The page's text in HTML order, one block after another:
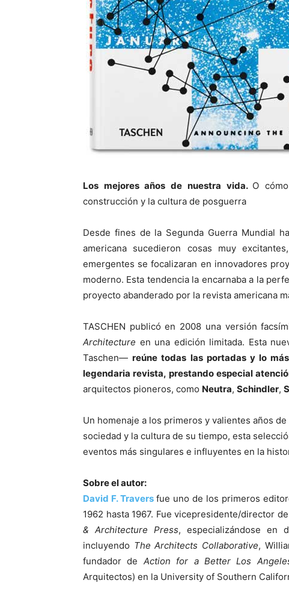
Los mejores años de nuestra vida. O cómo
construcción y la cultura de posguerra
Desde fines de la Segunda Guerra Mundial
americana sucedieron cosas muy
emergentes se focalizaran en innovadores
moderno. Esta tendencia la encarnaba a la
proyecto abanderado por la revista americana
TASCHEN publicó en 2008 una versión
Architecture en una edición limitada. Esta
Taschen—reúne todas las portadas y lo
legendaria revista, prestando especial
arquitectos pioneros, como Neutra, Schindler,
Un homenaje a los primeros y valientes años
sociedad y la cultura de su tiempo, esta
eventos más singulares e influyentes en la
Sobre el autor:
David F. Traversfue uno de los primeros
1962 hasta 1967. Fue vicepresidente/director
& Architecture Press, especializándose en
incluyendo The Architects Collaborative,
fundador de Action for a Better Los
Arquitectos) en la University of Southern